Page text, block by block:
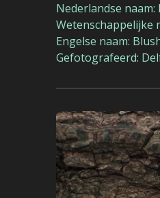
Nederlandse
Wetenschappelijke
Engelse naam:
Gefotografeerd: